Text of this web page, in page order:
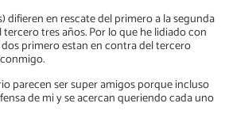
difieren en rescate del primero a la segunda
tres años. Por lo que he lidiado con
primero estan en contra del tercero
parecen ser super amigos porque incluso
de mi y se acercan queriendo cada uno